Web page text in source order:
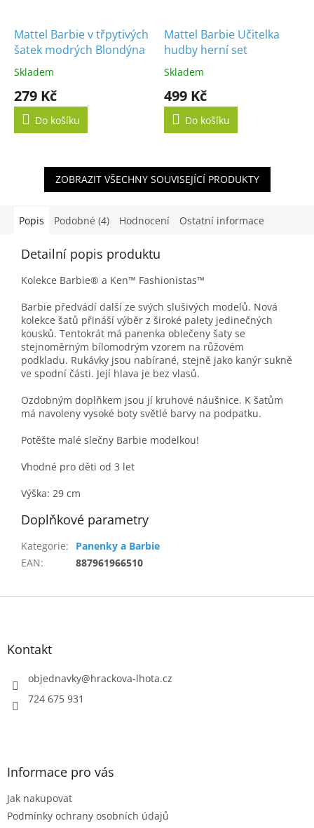
Mattel Barbie v třpytivých
šatek modrých Blondýna
Skladem
279 Kč
Do košíku
Mattel Barbie Učitelka
hudby herní set
Skladem
499 Kč
Do košíku
ZOBRAZIT VŠECHNY SOUVISEJÍCÍ PRODUKTY
Popis Podobné (4) Hodnocení Ostatní informace
Detailní popis produktu
Kolekce Barbie® a Ken™ Fashionistas™
Barbie předvádí další ze svých slušivých modelů. Nová
kolekce šatů přináší výběr z široké palety jedinečných
kousků. Tentokrát má panenka oblečeny šaty se
stejnoměrným bílomodrým vzorem na růžovém
podkladu. Rukávky jsou nabírané, stejně jako kanýr sukně
ve spodní části. Její hlava je bez vlasů.
Ozdobným doplňkem jsou jí kruhové náušnice. K šatům
má navoleny vysoké boty světlé barvy na podpatku.
Potěšte malé slečny Barbie modelkou!
Vhodné pro děti od 3 let
Výška: 29 cm
Doplňkové parametry
Kategorie:
Panenky a Barbie
EAN: 887961966510
Z
Kontakt
objednavky@hrackova-lhota.cz
724 675 931
Informace pro vás
Jak nakupovat
Podmínky ochrany osobních údajů